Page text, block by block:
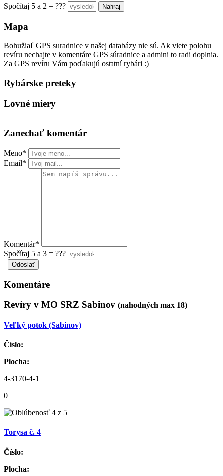
Spočítaj 5 a 2 = ???
Mapa
Bohužiaľ GPS suradnice v našej databázy nie sú. Ak viete polohu
revíru nechajte v komentáre GPS súradnice a admini to radi doplnia.
Za GPS revíru Vám poďakujú ostatní rybári :)
Rybárske preteky
Lovné miery
Zanechať komentár
Meno*
Email*
Komentár*
Spočítaj 5 a 3 = ???
Komentáre
Revíry v MO SRZ Sabinov (nahodných max 18)
Veľký potok (Sabinov)
Číslo:
Plocha:
4-3170-4-1
0
Torysa č. 4
Číslo:
Plocha: